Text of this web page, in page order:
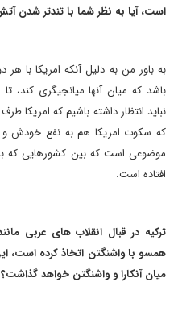
است، آیا به نظر شما با تندتر شدن
به باور من به دلیل آنکه امریکا با هر
باشد که میان آنها میانجیگری کند،
نباید انتظار داشته باشیم که امریکا
که سکوت امریکا هم به نفع خودش و
موضوعی است که بین کشورهایی که با
افتاده است.
ترکیه در قبال انقلاب های عربی
همسو با واشنگتن اتخاذ کرده است،
میان آنکارا و واشنگتن خواهد گذاشت؟